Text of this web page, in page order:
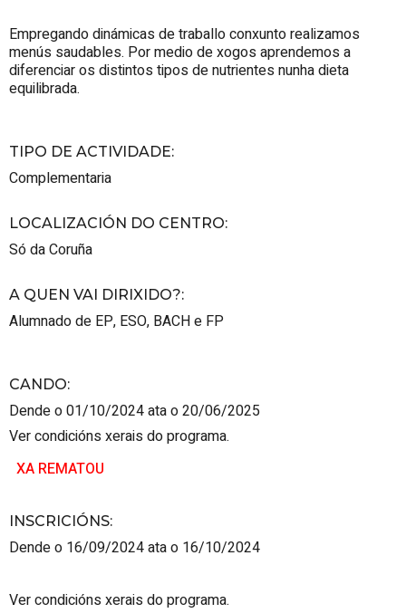
Empregando dinámicas de traballo conxunto realizamos
menús saudables. Por medio de xogos aprendemos a
diferenciar os distintos tipos de nutrientes nunha dieta
equilibrada.
TIPO DE ACTIVIDADE:
Complementaria
LOCALIZACIÓN DO CENTRO:
Só da Coruña
A QUEN VAI DIRIXIDO?:
Alumnado de EP, ESO, BACH e FP
CANDO:
Dende o 01/10/2024 ata o 20/06/2025
Ver condicións xerais do programa.
XA REMATOU
INSCRICIÓNS:
Dende o 16/09/2024 ata o 16/10/2024
Ver condicións xerais do programa.